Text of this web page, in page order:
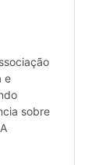
e
sobre